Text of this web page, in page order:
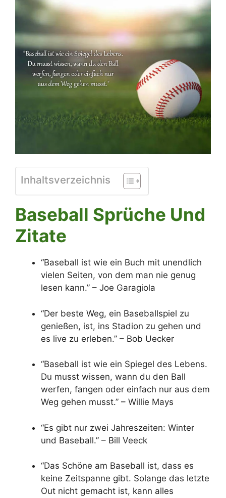
Inhaltsverzeichnis
Baseball Sprüche Und
Zitate
“Baseball ist wie ein Buch mit unendlich
vielen Seiten, von dem man nie genug
lesen kann.” – Joe Garagiola
“Der beste Weg, ein Baseballspiel zu
genießen, ist, ins Stadion zu gehen und
es live zu erleben.” – Bob Uecker
“Baseball ist wie ein Spiegel des Lebens.
Du musst wissen, wann du den Ball
werfen, fangen oder einfach nur aus dem
Weg gehen musst.” – Willie Mays
“Es gibt nur zwei Jahreszeiten: Winter
und Baseball.” – Bill Veeck
“Das Schöne am Baseball ist, dass es
keine Zeitspanne gibt. Solange das letzte
Out nicht gemacht ist, kann alles